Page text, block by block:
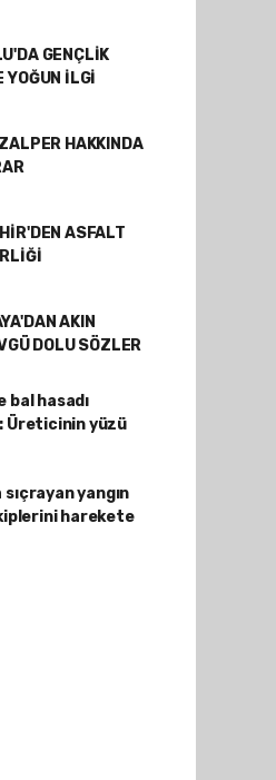
GENÇLİK
YOĞUN İLGİ
HAKKINDA
ASFALT
AKIN
DOLU SÖZLER
bal hasadı
Üreticinin yüzü
sıçrayan yangın
harekete